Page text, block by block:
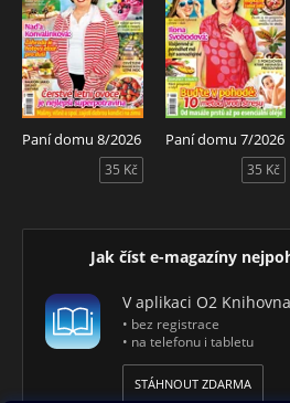
Paní domu 8/2026
35 Kč
Paní domu 7/2026
35 Kč
Jak číst e-magazíny
V aplikaci O2 Knihovna
• bez registrace
• na telefonu i tabletu
STÁHNOUT ZDARMA